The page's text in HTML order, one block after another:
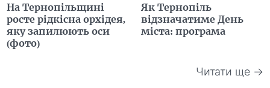
На Тернопільщині
росте рідкісна орхідея,
яку запилюють оси
(фото)
Як Тернопіль
відзначатиме День
міста: програма
Читати ще →